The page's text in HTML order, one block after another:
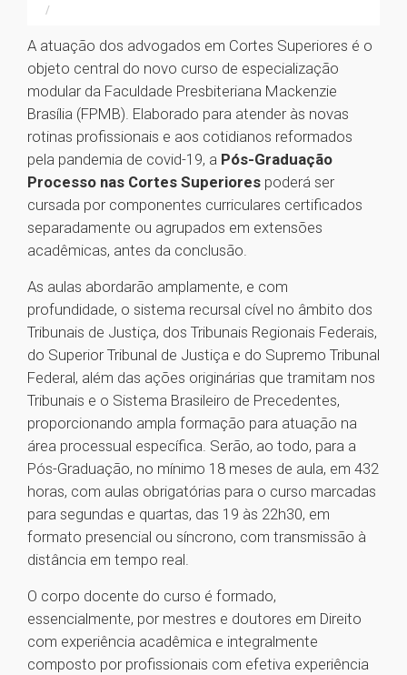
A atuação dos advogados em Cortes Superiores é o
objeto central do novo curso de especialização
modular da Faculdade Presbiteriana Mackenzie
Brasília (FPMB). Elaborado para atender às novas
rotinas profissionais e aos cotidianos reformados
pela pandemia de covid-19, a Pós-Graduação
Processo nas Cortes Superiores poderá ser
cursada por componentes curriculares certificados
separadamente ou agrupados em extensões
acadêmicas, antes da conclusão.
As aulas abordarão amplamente, e com
profundidade, o sistema recursal cível no âmbito dos
Tribunais de Justiça, dos Tribunais Regionais Federais,
do Superior Tribunal de Justiça e do Supremo Tribunal
Federal, além das ações originárias que tramitam nos
Tribunais e o Sistema Brasileiro de Precedentes,
proporcionando ampla formação para atuação na
área processual específica. Serão, ao todo, para a
Pós-Graduação, no mínimo 18 meses de aula, em 432
horas, com aulas obrigatórias para o curso marcadas
para segundas e quartas, das 19 às 22h30, em
formato presencial ou síncrono, com transmissão à
distância em tempo real.
O corpo docente do curso é formado,
essencialmente, por mestres e doutores em Direito
com experiência acadêmica e integralmente
composto por profissionais com efetiva experiência